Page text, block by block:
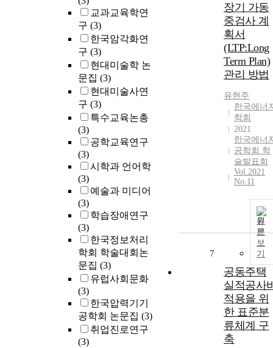
교과교육학연
구 (3)
한국암각화연
구 (3)
현대미술학 논
문집 (3)
현대미술사연
구 (3)
특수교육논총
(3)
공학교육연구
(3)
시학과 언어학
(3)
예술과 미디어
(3)
학습장애연구
(3)
한국정보처리
학회 학술대회논
문집 (3)
유럽사회문화
(3)
한국압력기기
공학회 논문집 (3)
취업진로연구
(3)
장기 가동
중검사 계
획서
(LTP:Long
Term Plan)
관리 방법
유현주
한국에너
학회
2021
한국에너
공학회 학
술발표회
Vol.2021
No.11
원
문
보
기
7
공동주택
실적공사
적용을 위
한 표준분
류체계 구
축